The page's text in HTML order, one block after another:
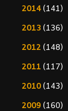
2014(141)
2013(136)
2012 (148)
2011 (117)
2010(143)
2009(160)